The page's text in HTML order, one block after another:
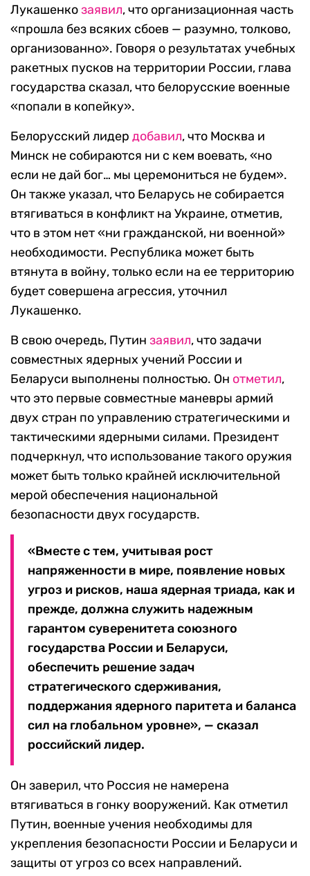
Лукашенкозаявил, что организационная часть
«прошла без всяких сбоев — разумно, толково,
организованно». Говоря о результатах учебных
ракетных пусков на территории России, глава
государства сказал, что белорусские военные
«попали в копейку».
Белорусский лидер добавил, что Москва и
Минск не собираются ни с кем воевать, «но
если не дай бог… мы церемониться не будем».
Он также указал, что Беларусь не собирается
втягиваться в конфликт на Украине, отметив,
что в этом нет «ни гражданской, ни военной»
необходимости. Республика может быть
втянута в войну, только если на ее территорию
будет совершена агрессия, уточнил
Лукашенко.
В свою очередь, Путин заявил, что задачи
совместных ядерных учений России и
Беларуси выполнены полностью. Он отметил,
что это первые совместные маневры армий
двух стран по управлению стратегическими и
тактическими ядерными силами. Президент
подчеркнул, что использование такого оружия
может быть только крайней исключительной
мерой обеспечения национальной
безопасности двух государств.
«Вместе с тем, учитывая рост
напряженности в мире, появление новых
угроз и рисков, наша ядерная триада, как и
прежде, должна служить надежным
гарантом суверенитета союзного
государства России и Беларуси,
обеспечить решение задач
стратегического сдерживания,
поддержания ядерного паритета и баланса
сил на глобальном уровне», — сказал
российский лидер.
Он заверил, что Россия не намерена
втягиваться в гонку вооружений. Как отметил
Путин, военные учения необходимы для
укрепления безопасности России и Беларуси и
защиты от угроз со всех направлений.